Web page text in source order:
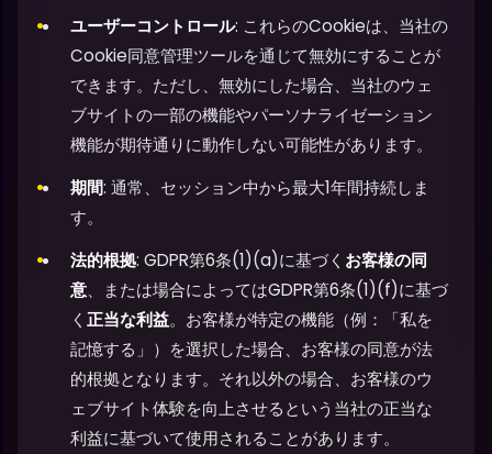
ユーザーコントロール: これらのCookieは、当社の
Cookie同意管理ツールを通じて無効にすることが
できます。ただし、無効にした場合、当社のウェ
ブサイトの一部の機能やパーソナライゼーション
機能が期待通りに動作しない可能性があります。
期間: 通常、セッション中から最大1年間持続しま
す。
法的根拠: GDPR第6条(1)(a)に基づく お客様の同
意、または場合によってはGDPR第6条(1)(f)に基づ
く 正当な利益。お客様が特定の機能（例：「私を
記憶する」）を選択した場合、お客様の同意が法
的根拠となります。それ以外の場合、お客様のウ
ェブサイト体験を向上させるという当社の正当な
利益に基づいて使用されることがあります。